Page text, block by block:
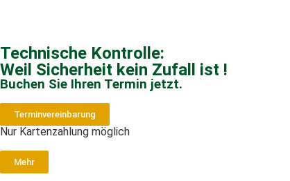
Technische Kontrolle:
Weil Sicherheit kein Zufall ist !
Buchen Sie Ihren Termin jetzt.
Terminvereinbarung
Nur Kartenzahlung möglich
Mehr